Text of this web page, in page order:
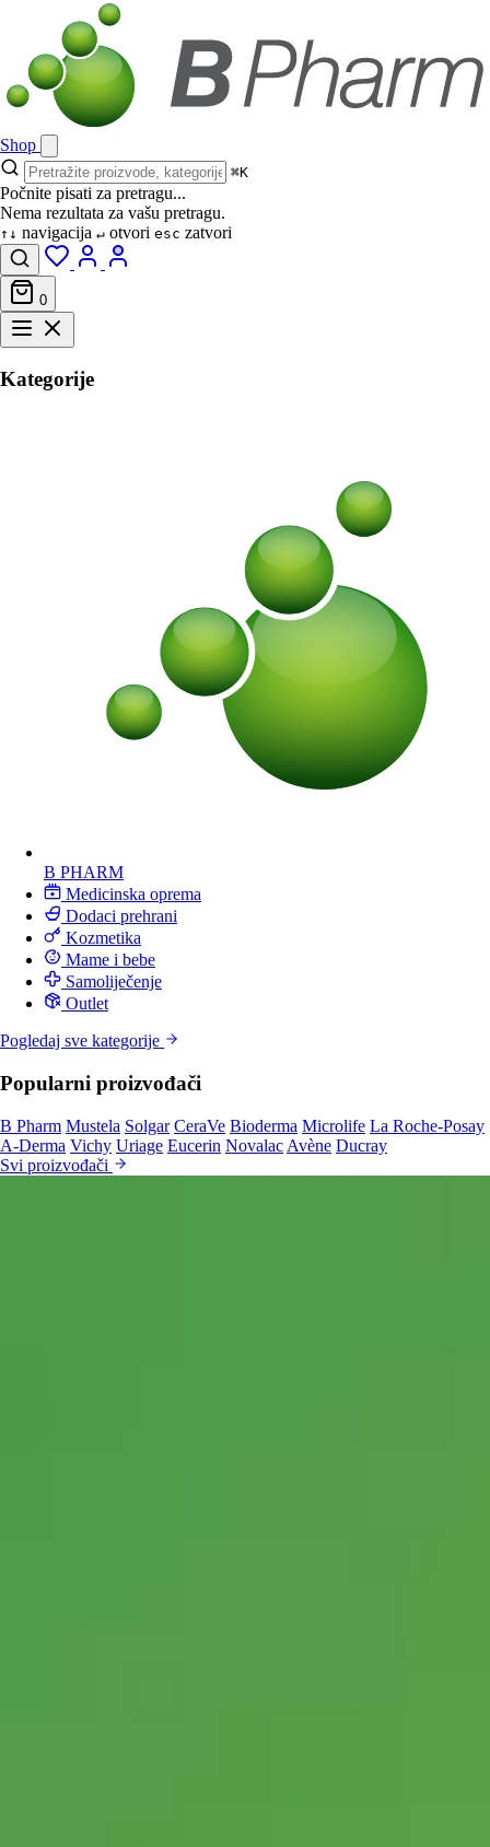
Shop
⌘K
Počnite pisati za pretragu...
Nema rezultata za vašu pretragu.
↑↓ navigacija ↵ otvori esc zatvori
0
Kategorije
B PHARM
Medicinska oprema
Dodaci prehrani
Kozmetika
Mame i bebe
Samoliječenje
Outlet
Pogledaj sve kategorije
Popularni proizvođači
B Pharm Mustela Solgar CeraVe Bioderma Microlife La Roche-Posay
A-Derma Vichy Uriage Eucerin Novalac Avène Ducray
Svi proizvođači